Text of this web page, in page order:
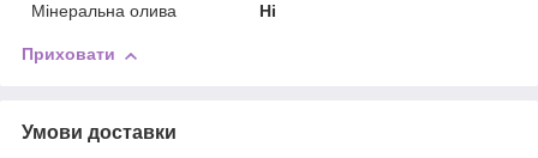
Мінеральна олива
Ні
Приховати
Умови доставки